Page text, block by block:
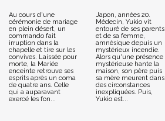
Au cours d'une
cérémonie de mariage
en plein désert, un
commando fait
irruption dans la
chapelle et tire sur les
convives. Laissée pour
morte, la Mariée
enceinte retrouve ses
esprits après un coma
de quatre ans. Celle
qui a auparavant
exercé les fon...
Japon, années 20.
Médecin, Yukio vit
entouré de ses parents
et de sa femme,
amnésique depuis un
mystérieux incendie.
Alors qu'une présence
mystérieuse hante la
maison, son père puis
sa mère meurent dans
des circonstances
inexpliquées. Puis,
Yukio est...